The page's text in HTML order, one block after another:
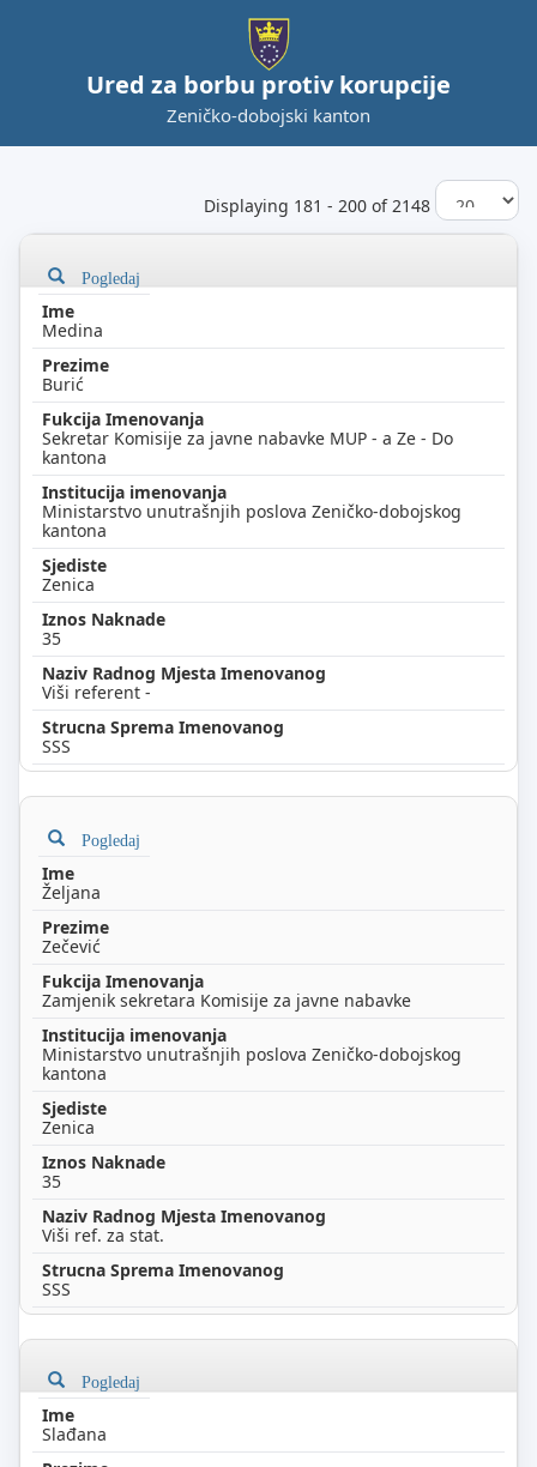
Ured za borbu protiv korupcije
Zeničko-dobojski kanton
Displaying 181 - 200 of 2148
Pogledaj
Medina
Burić
Sekretar Komisije za javne nabavke MUP - a Ze - Do
kantona
Ministarstvo unutrašnjih poslova Zeničko-dobojskog
kantona
Zenica
35
Viši referent -
SSS
Pogledaj
Željana
Zečević
Zamjenik sekretara Komisije za javne nabavke
Ministarstvo unutrašnjih poslova Zeničko-dobojskog
kantona
Zenica
35
Viši ref. za stat.
SSS
Pogledaj
Slađana